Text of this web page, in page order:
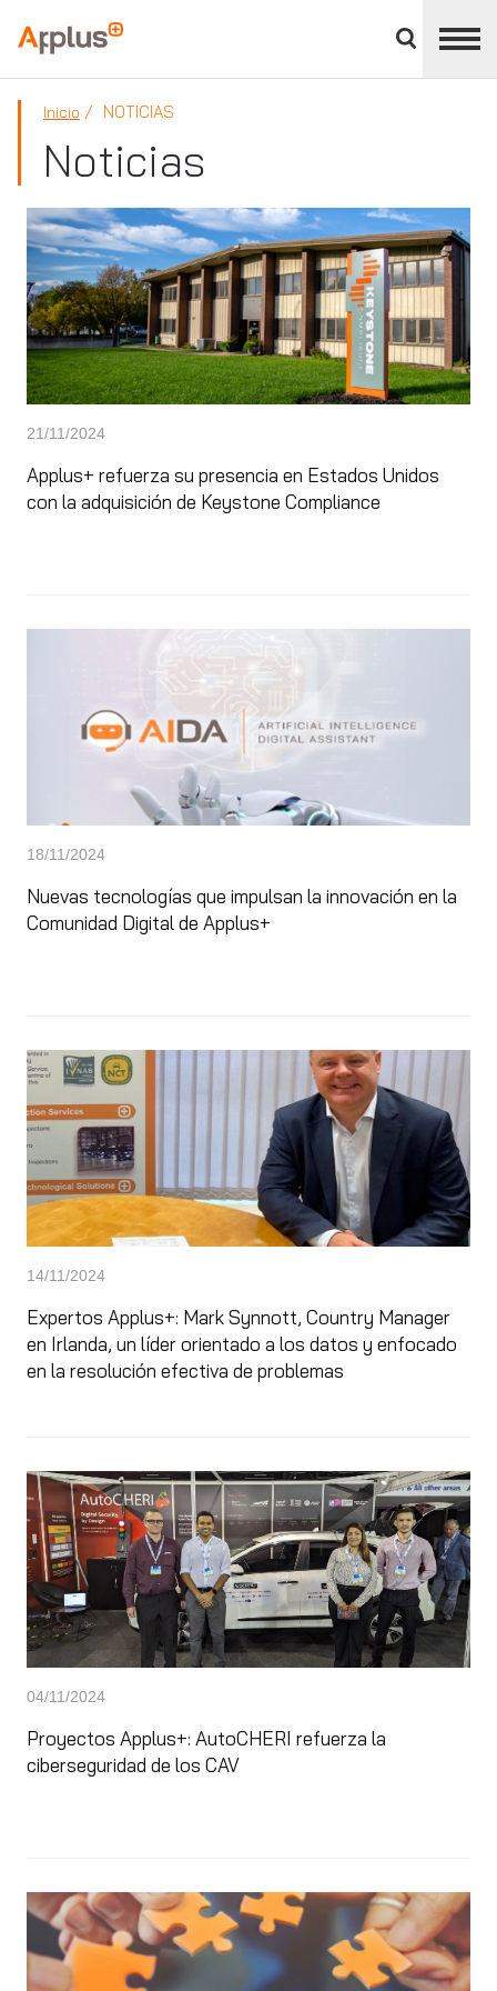
panel
Applus+
Inicio NOTICIAS
Noticias
21/11/2024
Applus+ refuerza su presencia en Estados Unidos
con la adquisición de Keystone Compliance
18/11/2024
Nuevas tecnologías que impulsan la innovación en la
Comunidad Digital de Applus+
14/11/2024
Expertos Applus+: Mark Synnott, Country Manager
en Irlanda, un líder orientado a los datos y enfocado
en la resolución efectiva de problemas
04/11/2024
Proyectos Applus+: AutoCHERI refuerza la
ciberseguridad de los CAV